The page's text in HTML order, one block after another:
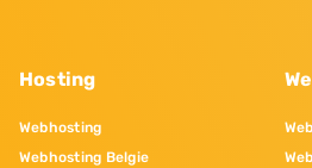
Hosting
Webhosting
Webhosting Belgie